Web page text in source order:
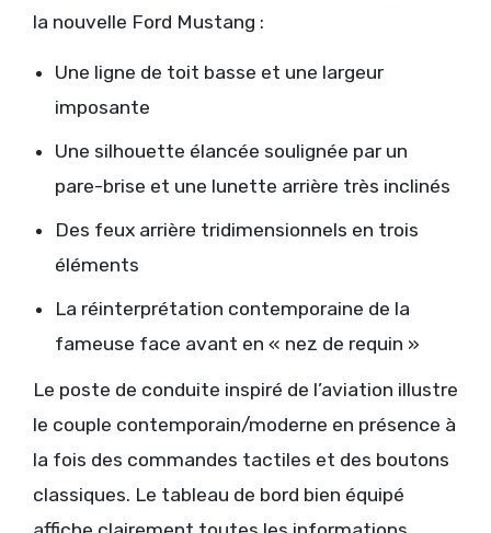
la nouvelle Ford Mustang :
Une ligne de toit basse et une largeur
imposante
Une silhouette élancée soulignée par un
pare-brise et une lunette arrière très inclinés
Des feux arrière tridimensionnels en trois
éléments
La réinterprétation contemporaine de la
fameuse face avant en « nez de requin »
Le poste de conduite inspiré de l’aviation illustre
le couple contemporain/moderne en présence à
la fois des commandes tactiles et des boutons
classiques. Le tableau de bord bien équipé